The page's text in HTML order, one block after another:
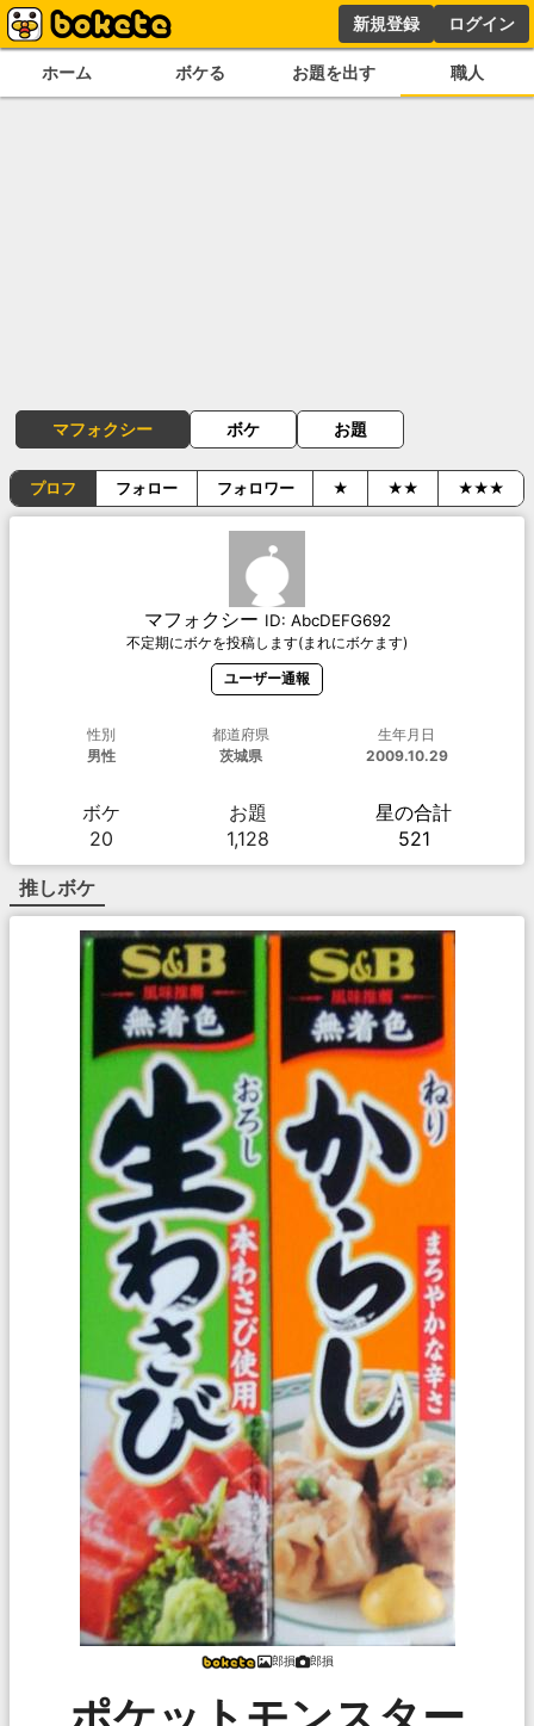
新規登録 ログイン
ホーム ボケる お題を出す 職人
マフォクシー ボケ お題
プロフ フォロー フォロワー ★ ★★ ★★★
マフォクシー ID: AbcDEFG692
不定期にボケを投稿します(まれにボケます)
ユーザー通報
性別
男性
都道府県
茨城県
生年月日
2009.10.29
ボケ
20
お題
1,128
星の合計
521
推しボケ
郎損 郎損